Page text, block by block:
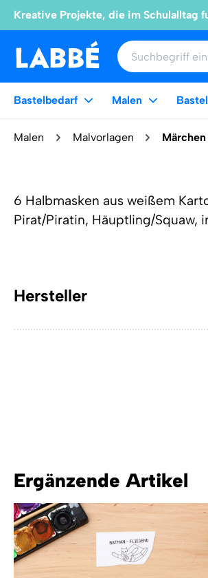
Kreative Projekte, die im Schulalltag
Bastelbedarf Malen
Malen Malvorlagen
6 Halbmasken aus weißem
Pirat/Piratin, Häuptling/Squaw,
Hersteller
Ergänzende Artikel